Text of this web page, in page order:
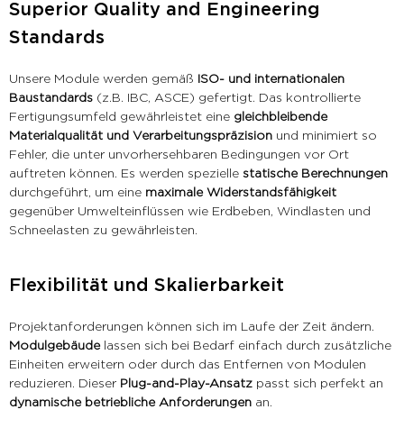
Superior Quality and Engineering
Standards
Unsere Module werden gemäß ISO- und internationalen
Baustandards (z.B. IBC, ASCE) gefertigt. Das kontrollierte
Fertigungsumfeld gewährleistet eine gleichbleibende
Materialqualität und Verarbeitungspräzision und minimiert so
Fehler, die unter unvorhersehbaren Bedingungen vor Ort
auftreten können. Es werden spezielle statische Berechnungen
durchgeführt, um eine maximale Widerstandsfähigkeit
gegenüber Umwelteinflüssen wie Erdbeben, Windlasten und
Schneelasten zu gewährleisten.
Flexibilität und Skalierbarkeit
Projektanforderungen können sich im Laufe der Zeit ändern.
Modulgebäudelassen sich bei Bedarf einfach durch zusätzliche
Einheiten erweitern oder durch das Entfernen von Modulen
reduzieren. Dieser Plug-and-Play-Ansatz passt sich perfekt an
dynamische betriebliche Anforderungen an.